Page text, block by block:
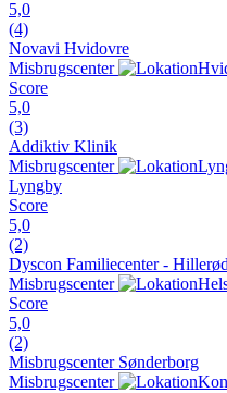
5,0
(4)
Novavi Hvidovre
Misbrugscenter
Score
5,0
(3)
Addiktiv Klinik
Misbrugscenter
Lyngby
Score
5,0
(2)
Dyscon Familiecenter - Hillerød
Misbrugscenter
Score
5,0
(2)
Misbrugscenter Sønderborg
Misbrugscenter